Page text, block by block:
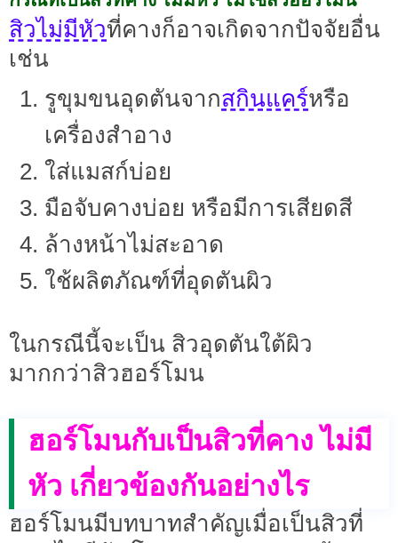
สิวไม่มีหัวที่คางก็อาจเกิดจากปัจจัยอื่น
เช่น
รูขุมขนอุดตันจากสกินแคร์หรือ
เครื่องสำอาง
ใส่แมสก์บ่อย
มือจับคางบ่อย หรือมีการเสียดสี
ล้างหน้าไม่สะอาด
ใช้ผลิตภัณฑ์ที่อุดตันผิว
ในกรณีนี้จะเป็น สิวอุดตันใต้ผิว
มากกว่าสิวฮอร์โมน
ฮอร์โมนกับเป็นสิวที่คาง ไม่มี
หัว เกี่ยวข้องกันอย่างไร
ฮอร์โมนมีบทบาทสำคัญเมื่อเป็นสิวที่